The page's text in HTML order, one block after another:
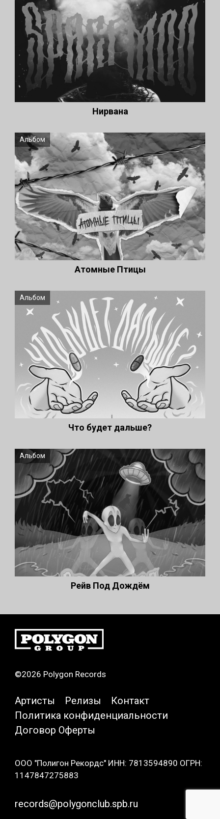
Нирвана
Альбом
Атомные Птицы
Альбом
Что будет дальше?
Альбом
Рейв Под Дождём
©2026 Polygon Records
Артисты Релизы
Контакт
Политика конфиденциальности
Договор Оферты
ООО "Полигон Рекордс" ИНН: 7813594890 ОГРН:
1147847275883
records@polygonclub.spb.ru